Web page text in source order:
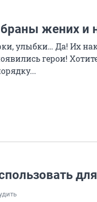
жених и
улыбки… Да! Их
герои!